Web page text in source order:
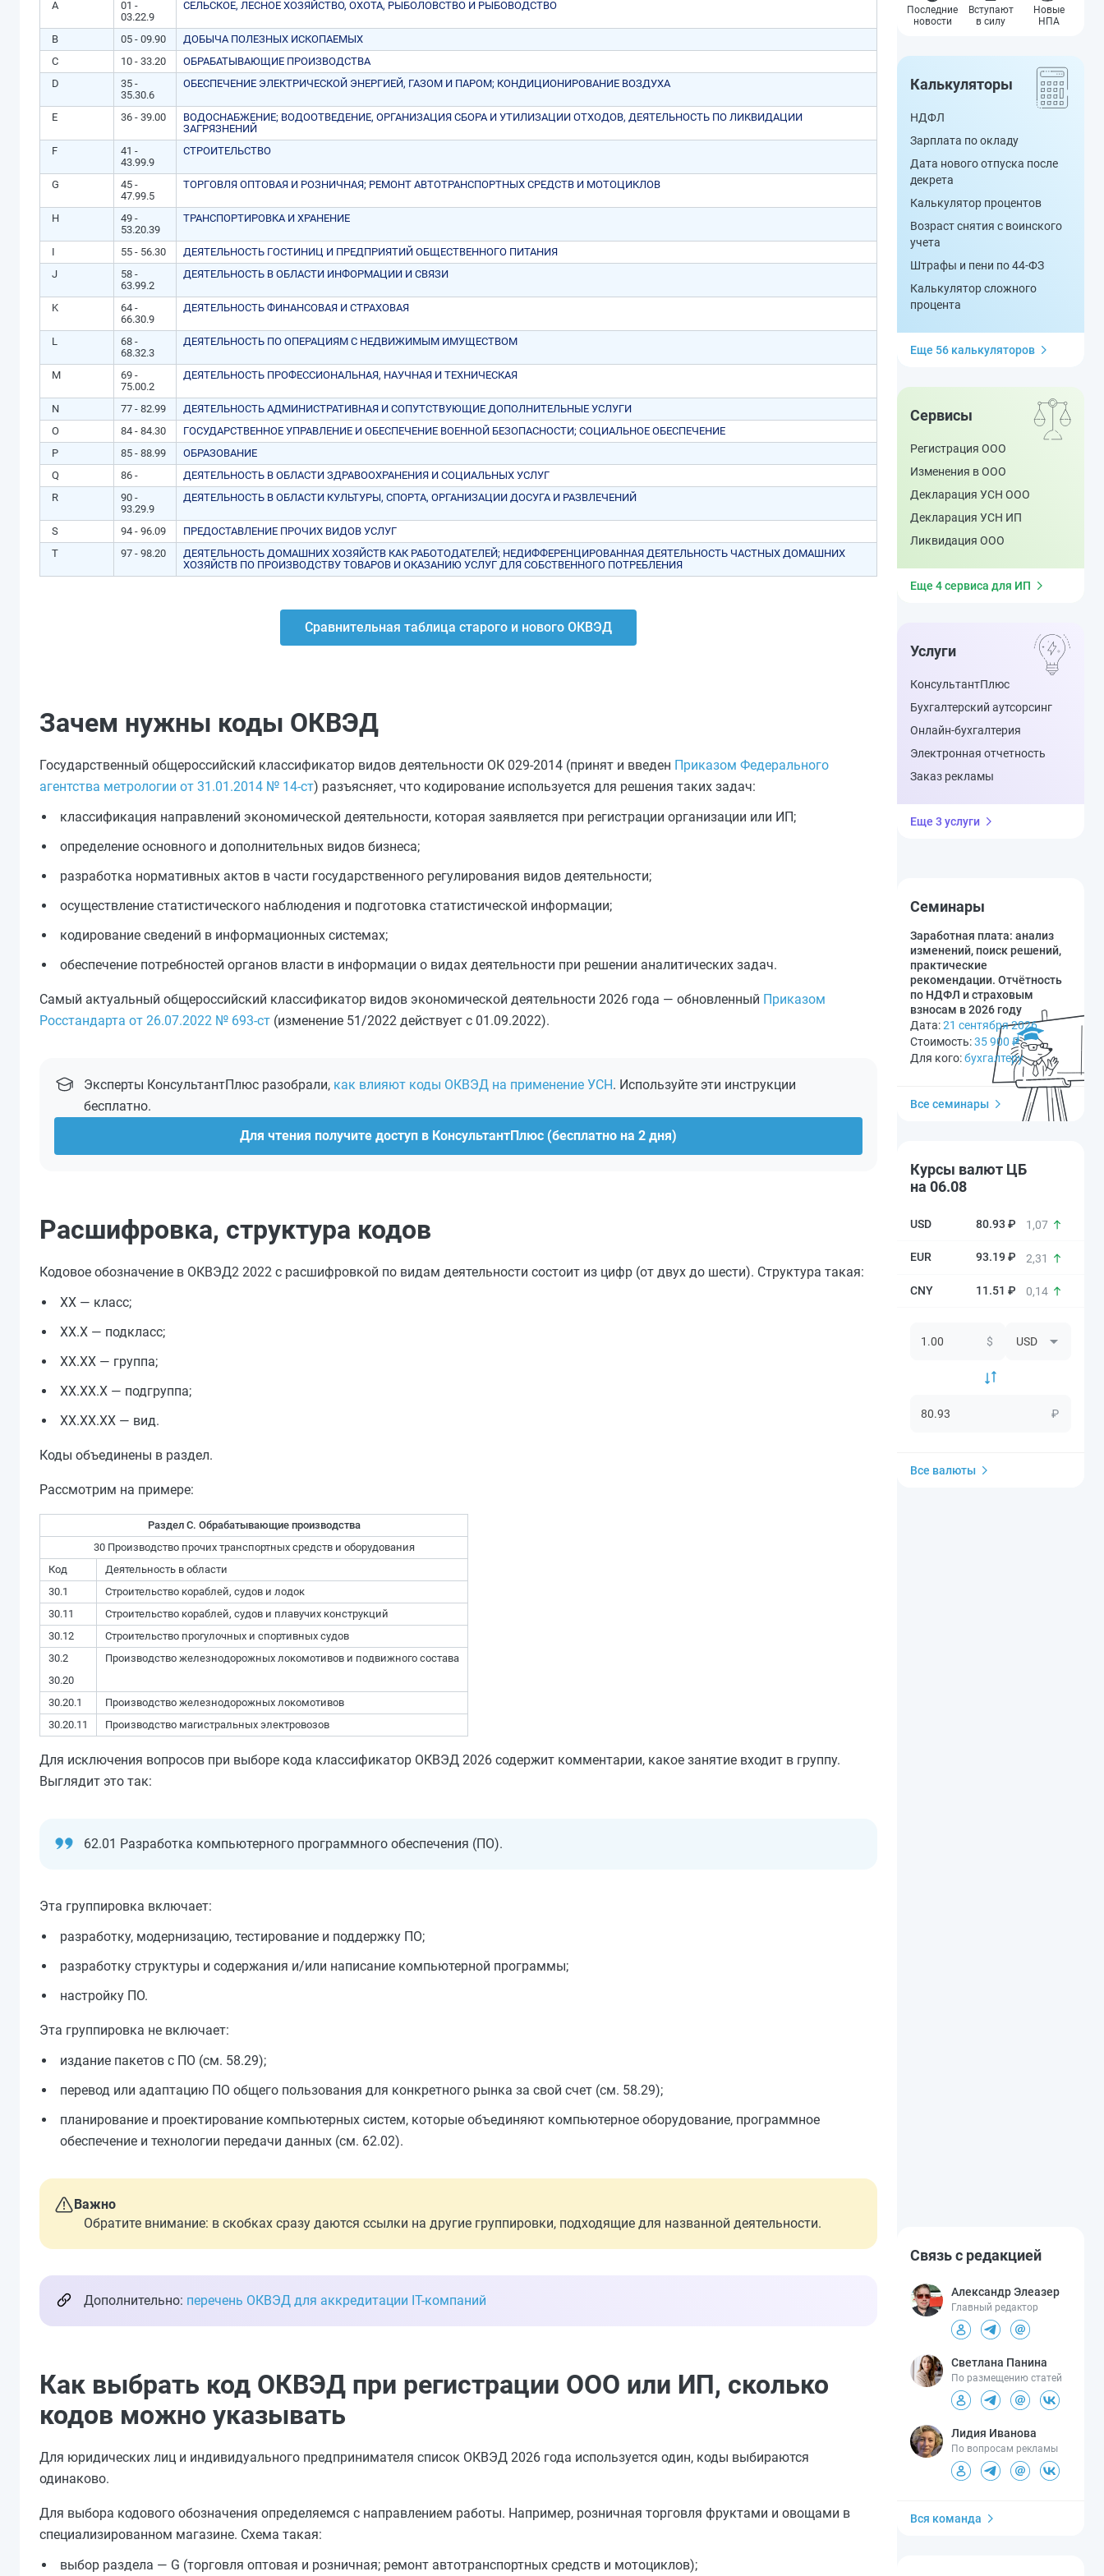
A
01 -
03.22.9
СЕЛЬСКОЕ, ЛЕСНОЕ ХОЗЯЙСТВО, ОХОТА, РЫБОЛОВСТВО И РЫБОВОДСТВО
B 05 - 09.90
ДОБЫЧА ПОЛЕЗНЫХ ИСКОПАЕМЫХ
C
10 - 33.20
ОБРАБАТЫВАЮЩИЕ ПРОИЗВОДСТВА
D
35 -
35.30.6
ОБЕСПЕЧЕНИЕ ЭЛЕКТРИЧЕСКОЙ ЭНЕРГИЕЙ, ГАЗОМ И ПАРОМ; КОНДИЦИОНИРОВАНИЕ ВОЗДУХА
E 36 - 39.00
ВОДОСНАБЖЕНИЕ; ВОДООТВЕДЕНИЕ, ОРГАНИЗАЦИЯ СБОРА И УТИЛИЗАЦИИ ОТХОДОВ, ДЕЯТЕЛЬНОСТЬ ПО ЛИКВИДАЦИИ
ЗАГРЯЗНЕНИЙ
F
41 -
43.99.9
СТРОИТЕЛЬСТВО
G
45 -
47.99.5
ТОРГОВЛЯ ОПТОВАЯ И РОЗНИЧНАЯ; РЕМОНТ АВТОТРАНСПОРТНЫХ СРЕДСТВ И МОТОЦИКЛОВ
H
49 -
53.20.39
ТРАНСПОРТИРОВКА И ХРАНЕНИЕ
I 55 - 56.30
ДЕЯТЕЛЬНОСТЬ ГОСТИНИЦ И ПРЕДПРИЯТИЙ ОБЩЕСТВЕННОГО ПИТАНИЯ
J
58 -
63.99.2
ДЕЯТЕЛЬНОСТЬ В ОБЛАСТИ ИНФОРМАЦИИ И СВЯЗИ
K
64 -
66.30.9
ДЕЯТЕЛЬНОСТЬ ФИНАНСОВАЯ И СТРАХОВАЯ
L
68 -
68.32.3
ДЕЯТЕЛЬНОСТЬ ПО ОПЕРАЦИЯМ С НЕДВИЖИМЫМ ИМУЩЕСТВОМ
M
69 -
75.00.2
ДЕЯТЕЛЬНОСТЬ ПРОФЕССИОНАЛЬНАЯ, НАУЧНАЯ И ТЕХНИЧЕСКАЯ
N 77 - 82.99
ДЕЯТЕЛЬНОСТЬ АДМИНИСТРАТИВНАЯ И СОПУТСТВУЮЩИЕ ДОПОЛНИТЕЛЬНЫЕ УСЛУГИ
O
84 - 84.30
ГОСУДАРСТВЕННОЕ УПРАВЛЕНИЕ И ОБЕСПЕЧЕНИЕ ВОЕННОЙ БЕЗОПАСНОСТИ; СОЦИАЛЬНОЕ ОБЕСПЕЧЕНИЕ
P
85 - 88.99
ОБРАЗОВАНИЕ
Q
86 -
ДЕЯТЕЛЬНОСТЬ В ОБЛАСТИ ЗДРАВООХРАНЕНИЯ И СОЦИАЛЬНЫХ УСЛУГ
R
90 -
93.29.9
ДЕЯТЕЛЬНОСТЬ В ОБЛАСТИ КУЛЬТУРЫ, СПОРТА, ОРГАНИЗАЦИИ ДОСУГА И РАЗВЛЕЧЕНИЙ
S 94 - 96.09
ПРЕДОСТАВЛЕНИЕ ПРОЧИХ ВИДОВ УСЛУГ
T
97 - 98.20
ДЕЯТЕЛЬНОСТЬ ДОМАШНИХ ХОЗЯЙСТВ КАК РАБОТОДАТЕЛЕЙ; НЕДИФФЕРЕНЦИРОВАННАЯ ДЕЯТЕЛЬНОСТЬ ЧАСТНЫХ ДОМАШНИХ
ХОЗЯЙСТВ ПО ПРОИЗВОДСТВУ ТОВАРОВ И ОКАЗАНИЮ УСЛУГ ДЛЯ СОБСТВЕННОГО ПОТРЕБЛЕНИЯ
Сравнительная таблица старого и нового ОКВЭД
Зачем нужны коды ОКВЭД
Государственный общероссийский классификатор видов деятельности ОК 029-2014 (принят и введен Приказом Федерального
агентства метрологии от 31.01.2014 № 14-ст) разъясняет, что кодирование используется для решения таких задач:
классификация направлений экономической деятельности, которая заявляется при регистрации организации или ИП;
определение основного и дополнительных видов бизнеса;
разработка нормативных актов в части государственного регулирования видов деятельности;
осуществление статистического наблюдения и подготовка статистической информации;
кодирование сведений в информационных системах;
обеспечение потребностей органов власти в информации о видах деятельности при решении аналитических задач.
Самый актуальный общероссийский классификатор видов экономической деятельности 2026 года — обновленный Приказом
Росстандарта от 26.07.2022 № 693-ст (изменение 51/2022 действует с 01.09.2022).
Эксперты КонсультантПлюс разобрали, как влияют коды ОКВЭД на применение УСН. Используйте эти инструкции
бесплатно.
Для чтения получите доступ в КонсультантПлюс (бесплатно на 2 дня)
Расшифровка, структура кодов
Кодовое обозначение в ОКВЭД2 2022 с расшифровкой по видам деятельности состоит из цифр (от двух до шести). Структура такая:
ХХ — класс;
ХХ.Х — подкласс;
ХХ.ХХ — группа;
ХХ.ХХ.Х — подгруппа;
ХХ.ХХ.ХХ — вид.
Коды объединены в раздел.
Рассмотрим на примере:
Раздел C. Обрабатывающие производства
30 Производство прочих транспортных средств и оборудования
Код
Деятельность в области
30.1
Строительство кораблей, судов и лодок
30.11
Строительство кораблей, судов и плавучих конструкций
30.12
Строительство прогулочных и спортивных судов
30.2
30.20
Производство железнодорожных локомотивов и подвижного состава
30.20.1
Производство железнодорожных локомотивов
30.20.11
Производство магистральных электровозов
Для исключения вопросов при выборе кода классификатор ОКВЭД 2026 содержит комментарии, какое занятие входит в группу.
Выглядит это так:
62.01 Разработка компьютерного программного обеспечения (ПО).
Эта группировка включает:
разработку, модернизацию, тестирование и поддержку ПО;
разработку структуры и содержания и/или написание компьютерной программы;
настройку ПО.
Эта группировка не включает:
издание пакетов с ПО (см. 58.29);
перевод или адаптацию ПО общего пользования для конкретного рынка за свой счет (см. 58.29);
планирование и проектирование компьютерных систем, которые объединяют компьютерное оборудование, программное
обеспечение и технологии передачи данных (см. 62.02).
Важно
Обратите внимание: в скобках сразу даются ссылки на другие группировки, подходящие для названной деятельности.
Дополнительно: перечень ОКВЭД для аккредитации IT-компаний
Как выбрать код ОКВЭД при регистрации ООО или ИП, сколько
кодов можно указывать
Для юридических лиц и индивидуального предпринимателя список ОКВЭД 2026 года используется один, коды выбираются
одинаково.
Для выбора кодового обозначения определяемся с направлением работы. Например, розничная торговля фруктами и овощами в
специализированном магазине. Схема такая:
выбор раздела — G (торговля оптовая и розничная; ремонт автотранспортных средств и мотоциклов);
Последние
новости
Вступают
в силу
Новые
НПА
Калькуляторы
НДФЛ
Зарплата по окладу
Дата нового отпуска после
декрета
Калькулятор процентов
Возраст снятия с воинского
учета
Штрафы и пени по 44-ФЗ
Калькулятор сложного
процента
Еще 56 калькуляторов
Сервисы
Регистрация ООО
Изменения в ООО
Декларация УСН ООО
Декларация УСН ИП
Ликвидация ООО
Еще 4 сервиса для ИП
Услуги
КонсультантПлюс
Бухгалтерский аутсорсинг
Онлайн-бухгалтерия
Электронная отчетность
Заказ рекламы
Еще 3 услуги
Семинары
Заработная плата: анализ
изменений, поиск решений,
практические
рекомендации. Отчётность
по НДФЛ и страховым
взносам в 2026 году
Дата:21 сентября 2026
Стоимость:35 900 ₽
Для кого:бухгалтеру
Все семинары
Курсы валют ЦБ
на 06.08
80.93 ₽ 1,07
93.19 ₽ 2,31
11.51 ₽ 0,14
$
₽
Все валюты
Связь с редакцией
Александр Элеазер
Главный редактор
Светлана Панина
По размещению статей
Лидия Иванова
По вопросам рекламы
Вся команда